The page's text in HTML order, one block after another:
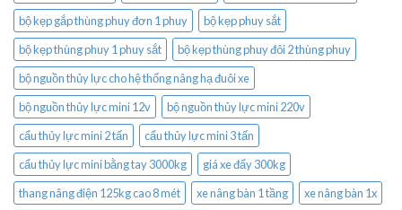
bộ kẹp gắp thùng phuy đơn 1 phuy
bộ kẹp phuy sắt
bộ kẹp thùng phuy 1 phuy sắt
bộ kẹp thùng phuy đôi 2 thùng phuy
bộ nguồn thủy lực cho hệ thống nâng hạ đuôi xe
bộ nguồn thủy lực mini 12v
bộ nguồn thủy lực mini 220v
cẩu thủy lực mini 2 tấn
cẩu thủy lực mini 3 tấn
cẩu thủy lực mini bằng tay 3000kg
giá xe đẩy 300kg
thang nâng điện 125kg cao 8 mét
xe nâng bàn 1 tầng
xe nâng bàn 1x